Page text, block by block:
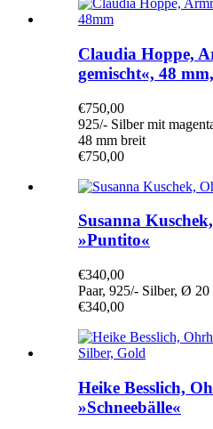
Claudia Hoppe,
gemischt«, 48
€750,00
925/- Silber mit
48 mm breit
€750,00
Susanna
»Puntito«
€340,00
Paar, 925/- Silber, Ø 20
€340,00
Heike Besslich,
»Schneebälle«